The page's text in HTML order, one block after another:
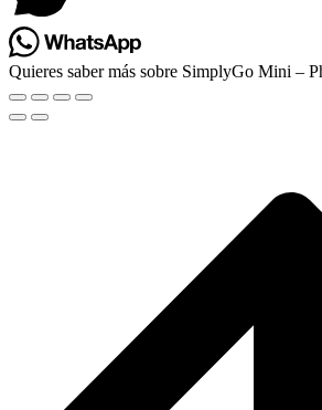
Quieres saber más sobre SimplyGo Mini –